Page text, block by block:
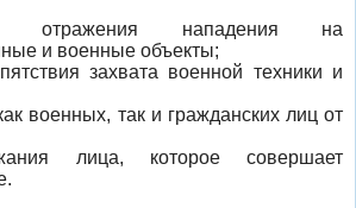
отражения нападения на
и военные объекты;
захвата военной техники и
военных, так и гражданских лиц от
лица, которое совершает